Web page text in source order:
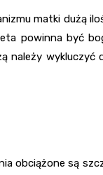
matki dużą
powinna być
należy wykluczyć
obciążone są